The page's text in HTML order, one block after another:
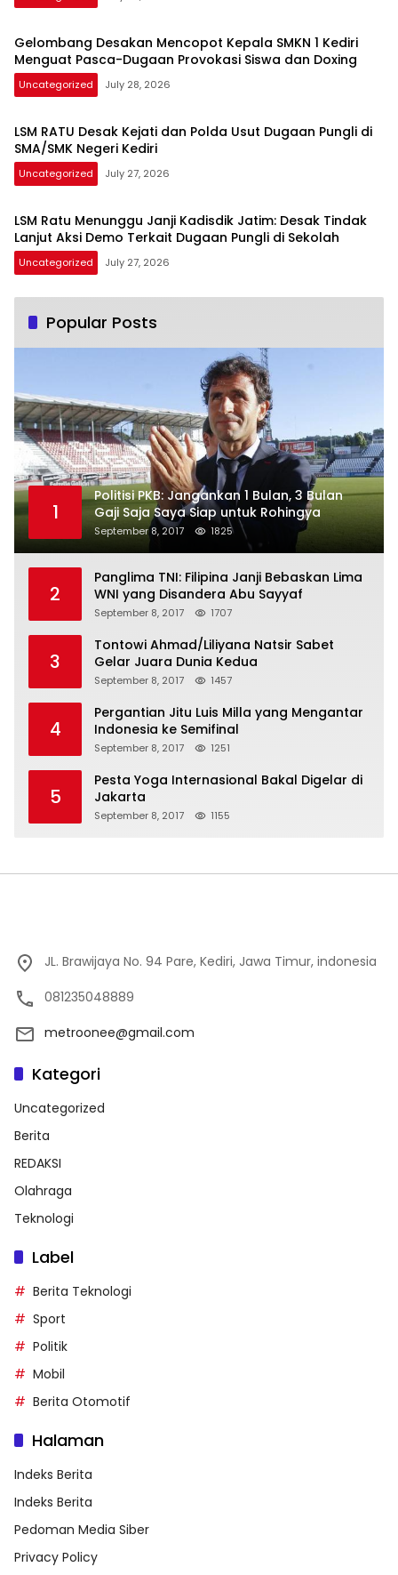
Gelombang Desakan Mencopot Kepala SMKN 1 Kediri
Menguat Pasca-Dugaan Provokasi Siswa dan Doxing
Uncategorized July 28, 2026
LSM RATU Desak Kejati dan Polda Usut Dugaan Pungli di
SMA/SMK Negeri Kediri
Uncategorized July 27, 2026
LSM Ratu Menunggu Janji Kadisdik Jatim: Desak Tindak
Lanjut Aksi Demo Terkait Dugaan Pungli di Sekolah
Uncategorized July 27, 2026
Popular Posts
1
Politisi PKB: Jangankan 1 Bulan, 3 Bulan
Gaji Saja Saya Siap untuk Rohingya
September 8, 2017 1825
2
Panglima TNI: Filipina Janji Bebaskan Lima
WNI yang Disandera Abu Sayyaf
September 8, 2017 1707
3
Tontowi Ahmad/Liliyana Natsir Sabet
Gelar Juara Dunia Kedua
September 8, 2017 1457
4
Pergantian Jitu Luis Milla yang Mengantar
Indonesia ke Semifinal
September 8, 2017 1251
5
Pesta Yoga Internasional Bakal Digelar di
Jakarta
September 8, 2017 1155
JL. Brawijaya No. 94 Pare, Kediri, Jawa Timur, indonesia
081235048889
metroonee@gmail.com
Kategori
Uncategorized
Berita
REDAKSI
Olahraga
Teknologi
Label
Berita Teknologi
Sport
Politik
Mobil
Berita Otomotif
Halaman
Indeks Berita
Indeks Berita
Pedoman Media Siber
Privacy Policy